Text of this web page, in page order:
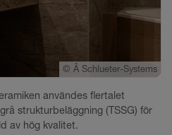
© Â Schlueter-Systems
användes flertalet
strukturbeläggning (TSSG) för
av hög kvalitet.
© Â Schlueter-Systems
© Â Schlueter-Systems